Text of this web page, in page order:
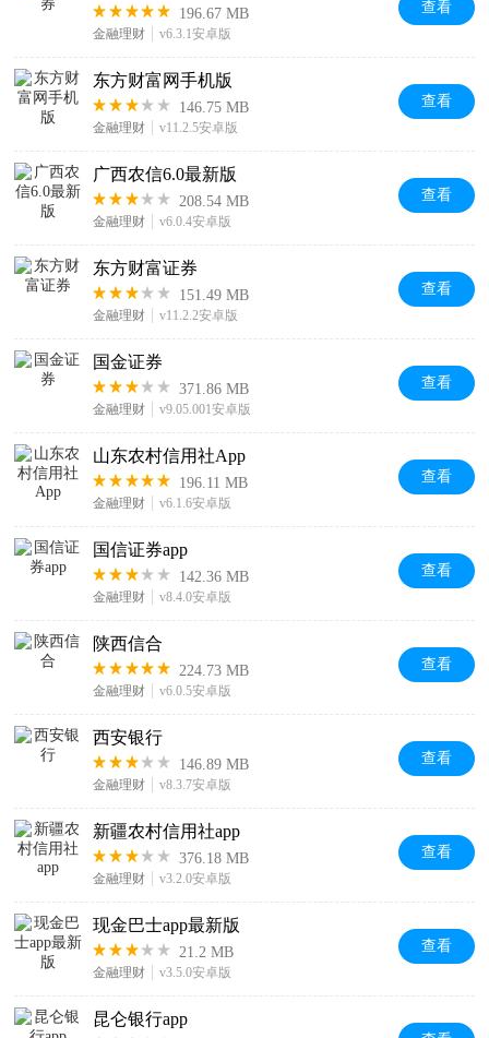
196.67 MB
金融理财 v6.3.1安卓版
查看
东方财富网手机版
146.75 MB
金融理财 v11.2.5安卓版
查看
广西农信6.0最新版
208.54 MB
金融理财 v6.0.4安卓版
查看
东方财富证券
151.49 MB
金融理财 v11.2.2安卓版
查看
国金证券
371.86 MB
金融理财 v9.05.001安卓版
查看
山东农村信用社App
196.11 MB
金融理财 v6.1.6安卓版
查看
国信证券app
142.36 MB
金融理财 v8.4.0安卓版
查看
陕西信合
224.73 MB
金融理财 v6.0.5安卓版
查看
西安银行
146.89 MB
金融理财 v8.3.7安卓版
查看
新疆农村信用社app
376.18 MB
金融理财 v3.2.0安卓版
查看
现金巴士app最新版
21.2 MB
金融理财 v3.5.0安卓版
查看
昆仑银行app